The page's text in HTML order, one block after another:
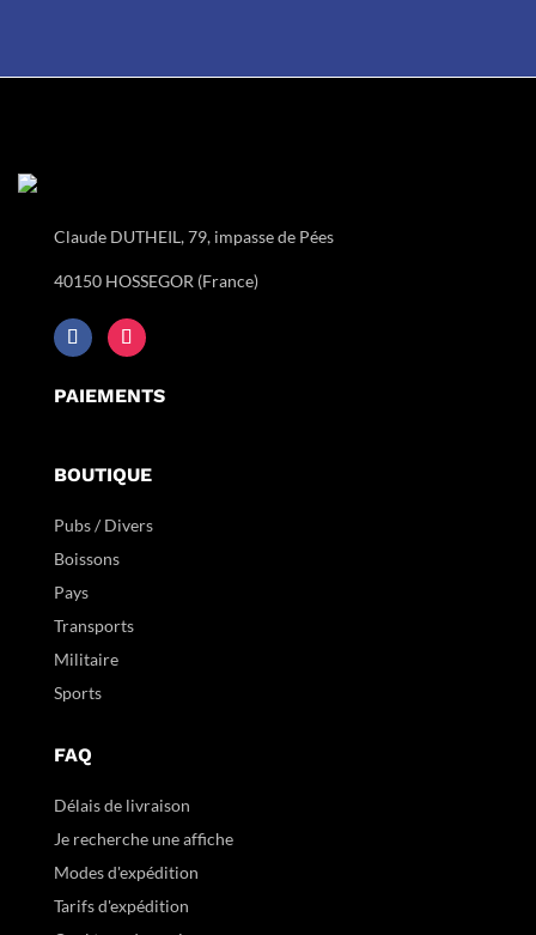
Claude DUTHEIL, 79, impasse de Pées
40150 HOSSEGOR (France)
PAIEMENTS
BOUTIQUE
Pubs / Divers
Boissons
Pays
Transports
Militaire
Sports
FAQ
Délais de livraison
Je recherche une affiche
Modes d'expédition
Tarifs d'expédition